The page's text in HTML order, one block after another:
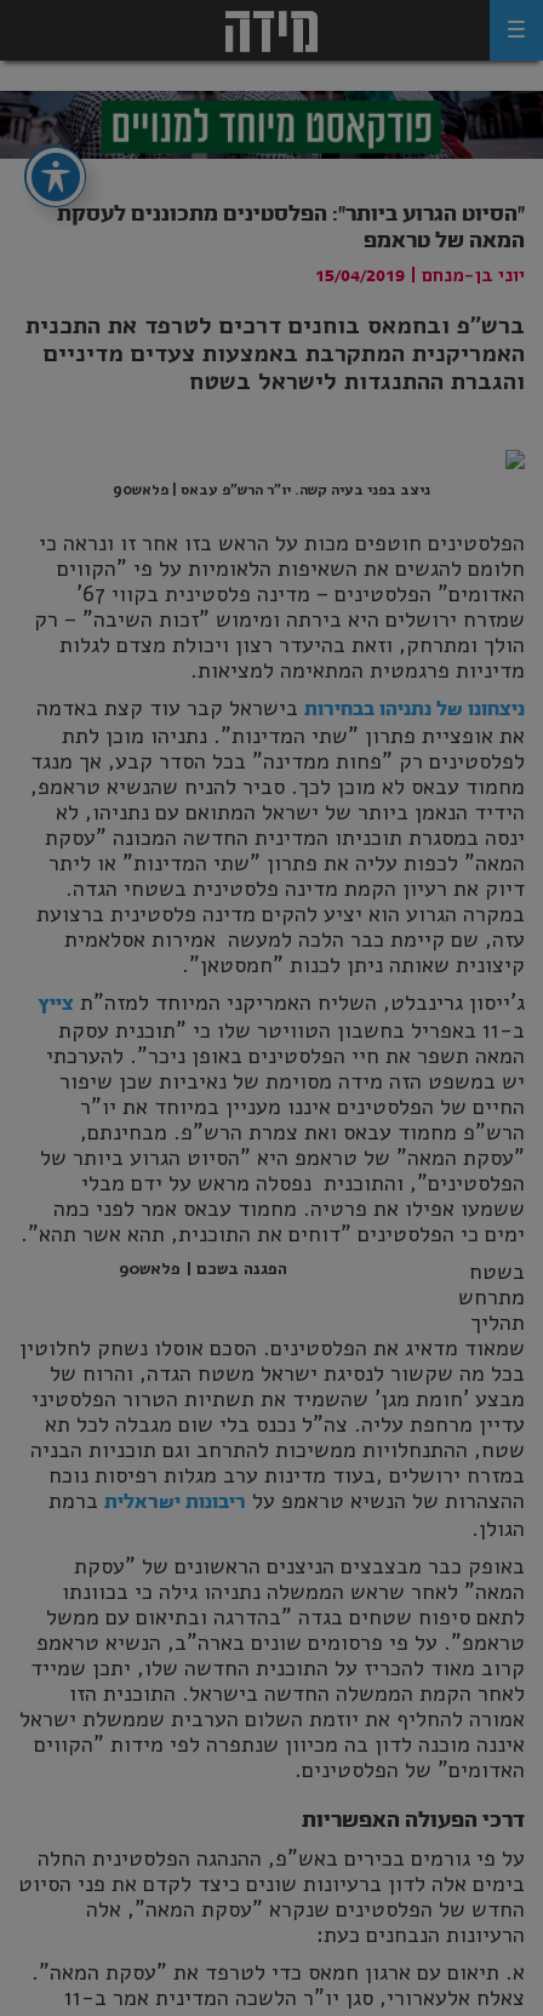
"הסיוט הגרוע ביותר": הפלסטינים מתכוננים לעסקת
המאה של טראמפ
יוני בן-מנחם
15/04/2019
ברש"פ ובחמאס בוחנים דרכים לטרפד את התכנית
האמריקנית המתקרבת באמצעות צעדים מדיניים
והגברת ההתנגדות לישראל בשטח
ניצב בפני בעיה קשה. יו"ר הרש"פ עבאס | פלאש90
הפלסטינים חוטפים מכות על הראש בזו אחר זו ונראה כי
חלומם להגשים את השאיפות הלאומיות על פי "הקווים
האדומים" הפלסטינים – מדינה פלסטינית בקווי 67'
שמזרח ירושלים היא בירתה ומימוש "זכות השיבה" – רק
הולך ומתרחק, וזאת בהיעדר רצון ויכולת מצדם לגלות
מדיניות פרגמטית המתאימה למציאות.
ניצחונו של נתניהו בבחירות בישראל קבר עוד קצת באדמה
את אופציית פתרון "שתי המדינות". נתניהו מוכן לתת
לפלסטינים רק "פחות ממדינה" בכל הסדר קבע, אך מנגד
מחמוד עבאס לא מוכן לכך. סביר להניח שהנשיא טראמפ,
הידיד הנאמן ביותר של ישראל המתואם עם נתניהו, לא
ינסה במסגרת תוכניתו המדינית החדשה המכונה "עסקת
המאה" לכפות עליה את פתרון "שתי המדינות" או ליתר
דיוק את רעיון הקמת מדינה פלסטינית בשטחי הגדה.
במקרה הגרוע הוא יציע להקים מדינה פלסטינית ברצועת
עזה, שם קיימת כבר הלכה למעשה אמירות אסלאמית
קיצונית שאותה ניתן לכנות "חמסטאן".
ג'ייסון גרינבלט, השליח האמריקני המיוחד למזה"ת צייץ
ב-11 באפריל בחשבון הטוויטר שלו כי "תוכנית עסקת
המאה תשפר את חיי הפלסטינים באופן ניכר". להערכתי
יש במשפט הזה מידה מסוימת של נאיביות שכן שיפור
החיים של הפלסטינים איננו מעניין במיוחד את יו"ר
הרש"פ מחמוד עבאס ואת צמרת הרש"פ. מבחינתם,
"עסקת המאה" של טראמפ היא "הסיוט הגרוע ביותר של
הפלסטינים", והתוכנית נפסלה מראש על ידם מבלי
ששמעו אפילו את פרטיה. מחמוד עבאס אמר לפני כמה
ימים כי הפלסטינים "דוחים את התוכנית, תהא אשר תהא".
הפגנה בשכם | פלאש90
בשטח
מתרחש
תהליך
שמאוד מדאיג את הפלסטינים. הסכם אוסלו נשחק לחלוטין
בכל מה שקשור לנסיגת ישראל משטח הגדה, והרוח של
מבצע 'חומת מגן' שהשמיד את תשתיות הטרור הפלסטיני
עדיין מרחפת עליה. צה"ל נכנס בלי שום מגבלה לכל תא
שטח, ההתנחלויות ממשיכות להתרחב וגם תוכניות הבניה
במזרח ירושלים ,בעוד מדינות ערב מגלות רפיסות נוכח
ההצהרות של הנשיא טראמפ על ריבונות ישראלית ברמת
הגולן.
באופק כבר מבצבצים הניצנים הראשונים של "עסקת
המאה" לאחר שראש הממשלה נתניהו גילה כי בכוונתו
לתאם סיפוח שטחים בגדה "בהדרגה ובתיאום עם ממשל
טראמפ". על פי פרסומים שונים בארה"ב, הנשיא טראמפ
קרוב מאוד להכריז על התוכנית החדשה שלו, יתכן שמייד
לאחר הקמת הממשלה החדשה בישראל. התוכנית הזו
אמורה להחליף את יוזמת השלום הערבית שממשלת ישראל
איננה מוכנה לדון בה מכיוון שנתפרה לפי מידות "הקווים
האדומים" של הפלסטינים.
דרכי הפעולה האפשריות
על פי גורמים בכירים באש"פ, ההנהגה הפלסטינית החלה
בימים אלה לדון ברעיונות שונים כיצד לקדם את פני הסיוט
החדש של הפלסטינים שנקרא "עסקת המאה", אלה
הרעיונות הנבחנים כעת:
א. תיאום עם ארגון חמאס כדי לטרפד את "עסקת המאה".
צאלח אלעארורי, סגן יו"ר הלשכה המדינית אמר ב-11